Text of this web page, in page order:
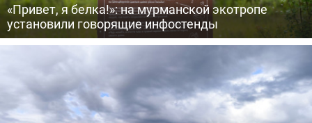
«Привет, я белка!»: на мурманской экотропе
установили говорящие инфостенды